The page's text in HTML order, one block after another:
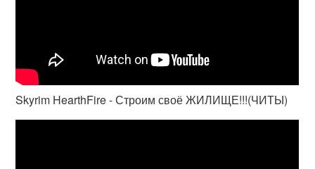
Skyrim HearthFire - Строим своё ЖИЛИЩЕ!!!(ЧИТЫ)